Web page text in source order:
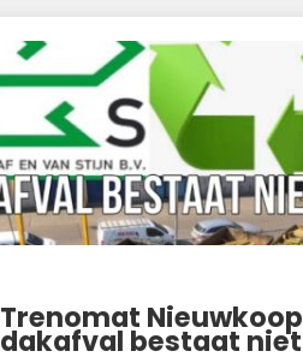
Trenomat Nieuwkoop
dakafval bestaat niet